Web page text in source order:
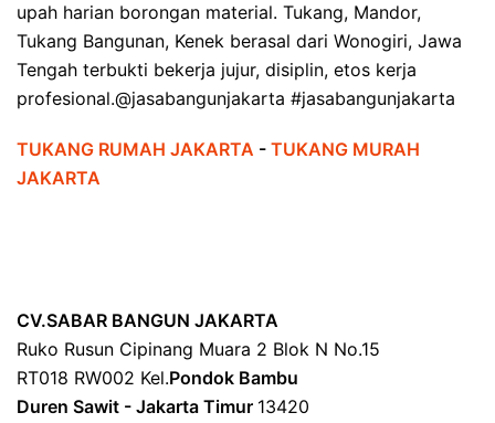
upah harian borongan material. Tukang, Mandor,
Tukang Bangunan, Kenek berasal dari Wonogiri, Jawa
Tengah terbukti bekerja jujur, disiplin, etos kerja
profesional.@jasabangunjakarta #jasabangunjakarta
TUKANG RUMAH JAKARTA - TUKANG MURAH
JAKARTA
CV.SABAR BANGUN JAKARTA
Ruko Rusun Cipinang Muara 2 Blok N No.15
RT018 RW002 Kel.Pondok Bambu
Duren Sawit - Jakarta Timur 13420